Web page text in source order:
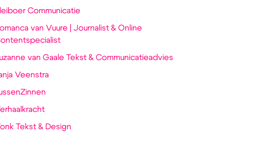
Communicatie
van Vuure | Journalist & Online
van Gaale Tekst & Communicatieadvies
Veenstra
Tekst & Design